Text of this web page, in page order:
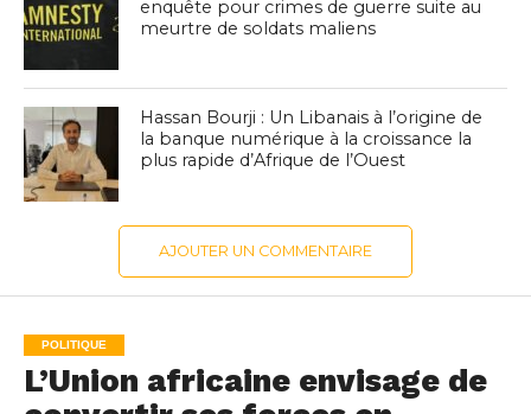
enquête pour crimes de guerre suite au
meurtre de soldats maliens
Hassan Bourji : Un Libanais à l’origine de
la banque numérique à la croissance la
plus rapide d’Afrique de l’Ouest
AJOUTER UN COMMENTAIRE
POLITIQUE
L’Union africaine envisage de